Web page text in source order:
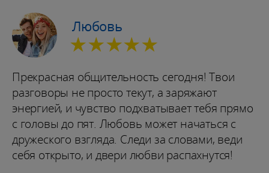
Любовь
★★★★★
Прекрасная общительность сегодня! Твои
разговоры не просто текут, а заряжают
энергией, и чувство подхватывает тебя прямо
с головы до пят. Любовь может начаться с
дружеского взгляда. Следи за словами, веди
себя открыто, и двери любви распахнутся!